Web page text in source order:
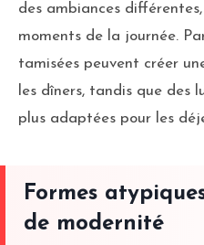
des ambiances
moments de la journée.
tamisées peuvent créer
les dîners, tandis que des
plus adaptées pour les
Formes
de modernité